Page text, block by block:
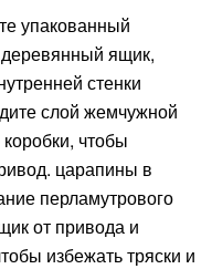
упакованный
ящик,
стенки
слой жемчужной
чтобы
царапины в
перламутрового
от привода и
избежать тряски и